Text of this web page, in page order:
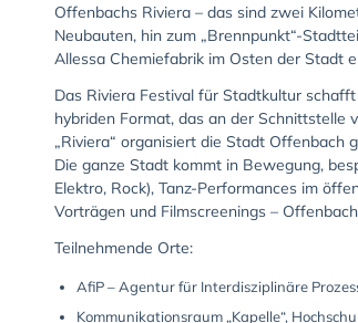
Offenbachs Riviera – das sind zwei
Neubauten, hin zum „Brennpunkt“-
Allessa Chemiefabrik im Osten der Stadt
Das Riviera Festival für Stadtkultur
hybriden Format, das an der Schnittstelle
„Riviera“ organisiert die Stadt Offenbach
Die ganze Stadt kommt in Bewegung,
Elektro, Rock), Tanz-Performances im
Vorträgen und Filmscreenings –
Teilnehmende Orte:
AfiP – Agentur für Interdisziplinäre
Kommunikationsraum „Kapelle“,